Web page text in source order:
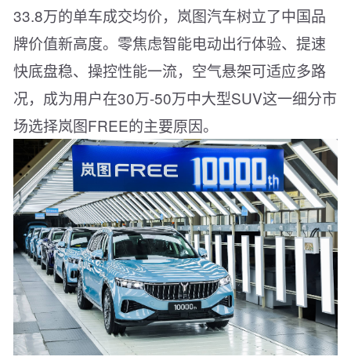
33.8万的单车成交均价，岚图汽车树立了中国品
牌价值新高度。零焦虑智能电动出行体验、提速
快底盘稳、操控性能一流，空气悬架可适应多路
况，成为用户在30万-50万中大型SUV这一细分市
场选择岚图FREE的主要原因。